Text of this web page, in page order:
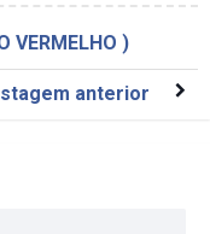
VERMELHO )
anterior